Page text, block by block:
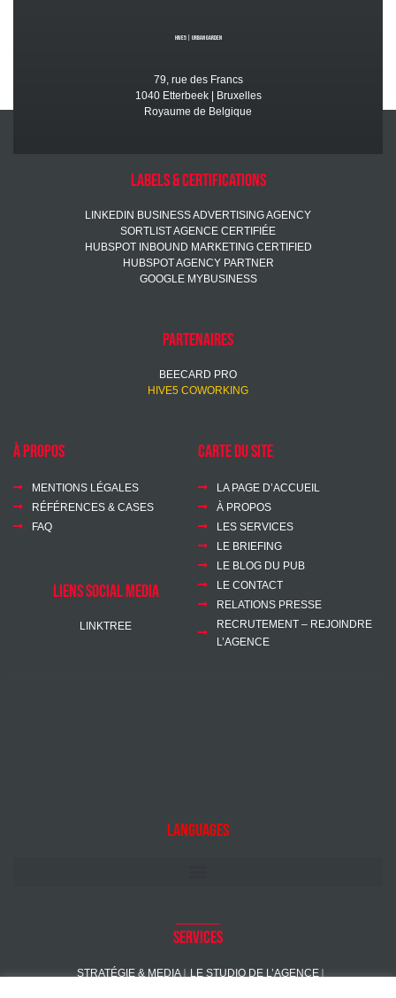
Hive5 Urban GardeN
79, rue des Francs
1040 Etterbeek | Bruxelles
Royaume de Belgique
Labels & certifications
LINKEDIN BUSINESS ADVERTISING AGENCY
SORTLIST AGENCE CERTIFIÉE
HUBSPOT INBOUND MARKETING CERTIFIED
HUBSPOT AGENCY PARTNER
GOOGLE MYBUSINESS
Partenaires
BEECARD PRO
HIVE5 COWORKING
à propos
MENTIONS LÉGALES
RÉFÉRENCES & CASES
FAQ
LIENS SOCIAL MEDIA
LINKTREE
Carte du site
LA PAGE D’ACCUEIL
À PROPOS
LES SERVICES
LE BRIEFING
LE BLOG DU PUB
LE CONTACT
RELATIONS PRESSE
RECRUTEMENT – REJOINDRE
L’AGENCE
Languages
Services
STRATÉGIE & MEDIA
LE STUDIO DE L’AGENCE